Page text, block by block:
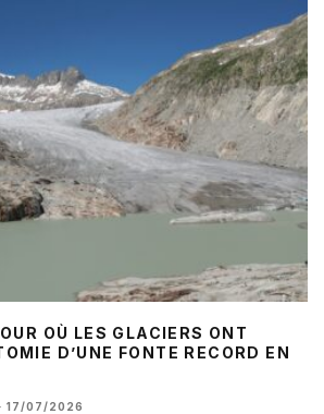
OÙ LES GLACIERS ONT
D’UNE FONTE RECORD EN
· 17/07/2026